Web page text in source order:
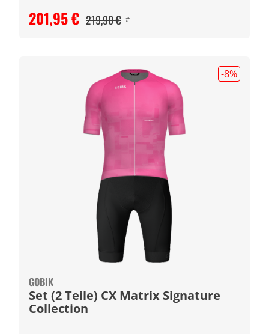
201,95 € 219,90 € #
-8%
GOBIK
Set (2 Teile) CX Matrix Signature
Collection